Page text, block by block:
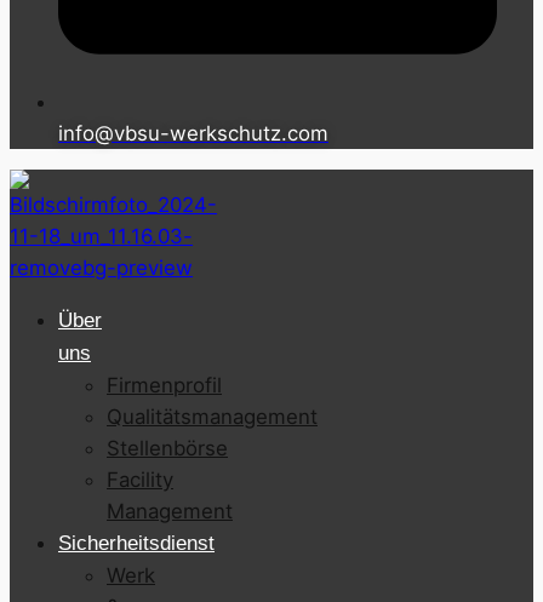
info@vbsu-werkschutz.com
Über
uns
Firmenprofil
Qualitätsmanagement
Stellenbörse
Facility
Management
Sicherheitsdienst
Werk